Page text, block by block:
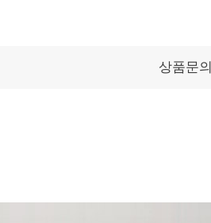
상품문의